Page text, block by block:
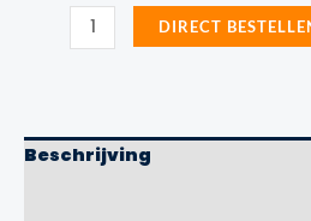
Cornerpalen
draagtas
Precision
DIRECT
Beschrijving